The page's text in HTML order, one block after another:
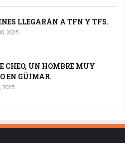
LLEGARÁN A TFN Y TFS.
2025
CHEO, UN HOMBRE MUY
EN GÜÍMAR.
2025